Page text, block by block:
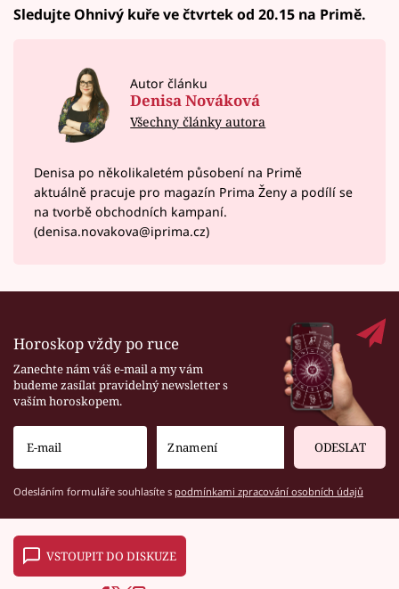
Sledujte Ohnivý kuře ve čtvrtek od 20.15 na Primě.
Autor článku
Denisa Nováková
Všechny články autora
Denisa po několikaletém působení na Primě
aktuálně pracuje pro magazín Prima Ženy a podílí se
na tvorbě obchodních kampaní.
(denisa.novakova@iprima.cz)
Horoskop vždy po ruce
Zanechte nám váš e-mail a my vám
budeme zasílat pravidelný newsletter s
vaším horoskopem.
ODESLAT
Odesláním formuláře souhlasíte s podmínkami zpracování osobních údajů
VSTOUPIT DO DISKUZE